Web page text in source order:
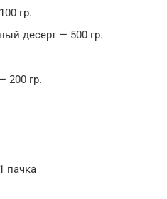
гр.
десерт — 500 гр.
200 гр.
пачка